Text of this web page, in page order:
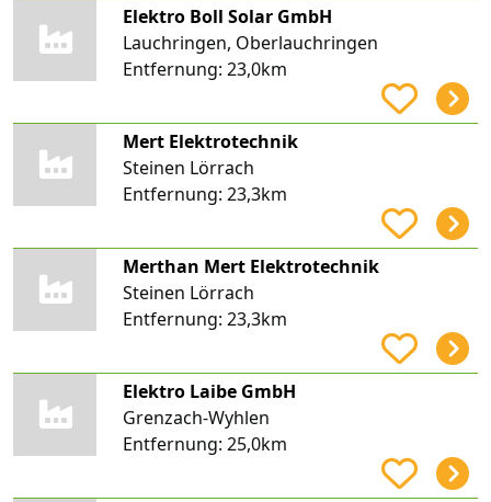
Elektro Boll Solar GmbH
Lauchringen, Oberlauchringen
Entfernung: 23,0km
Mert Elektrotechnik
Steinen Lörrach
Entfernung: 23,3km
Merthan Mert Elektrotechnik
Steinen Lörrach
Entfernung: 23,3km
Elektro Laibe GmbH
Grenzach-Wyhlen
Entfernung: 25,0km